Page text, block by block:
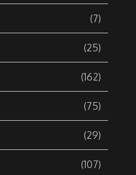
(7)
(25)
(162)
(75)
(29)
(107)